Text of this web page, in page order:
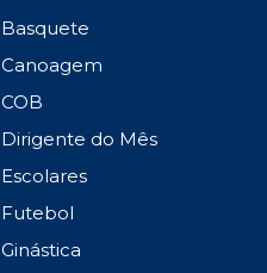
Basquete
Canoagem
COB
Dirigente do Mês
Escolares
Futebol
Ginástica